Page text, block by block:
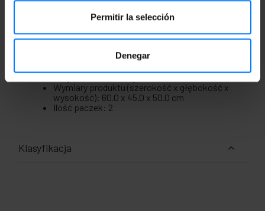
Permitir la selección
Denegar
Wymiary produktu (szerokość x głębokość x
wysokość): 60.0 x 45.0 x 50.0 cm
Ilość paczek: 2
Klasyfikacja